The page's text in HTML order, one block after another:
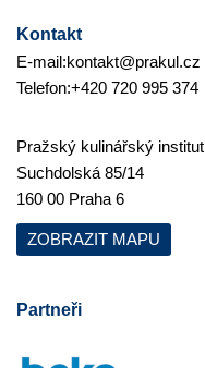
Kontakt
E-mail:kontakt@prakul.cz
Telefon:+420 720 995 374
Pražský kulinářský institut
Suchdolská 85/14
160 00 Praha 6
ZOBRAZIT MAPU
Partneři